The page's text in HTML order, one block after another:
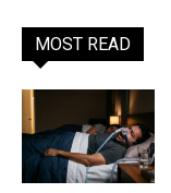
MOST READ